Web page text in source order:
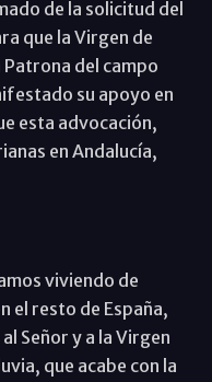
de la solicitud del
que la Virgen de
del campo
su apoyo en
esta advocación,
en Andalucía,
viviendo de
el resto de España,
Señor y a la Virgen
que acabe con la